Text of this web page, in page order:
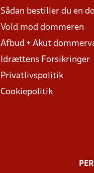
Sådan bestiller du en
Vold mod dommeren
Afbud + Akut
Idrættens Forsikringer
Privatlivspolitik
Cookiepolitik